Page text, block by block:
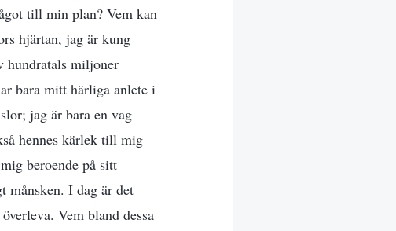
till min plan? Vem kan
hjärtan, jag är kung
hundratals miljoner
bara mitt härliga anlete i
jag är bara en vag
hennes kärlek till mig
beroende på sitt
månsken. I dag är det
Vem bland dessa